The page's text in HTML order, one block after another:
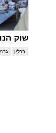
שוק
ברלין